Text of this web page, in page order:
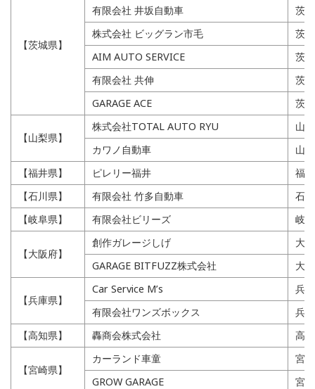
【茨城県】
有限会社 井坂自動車
茨
株式会社 ビッグラン市毛
茨
AIM AUTO SERVICE
茨
有限会社 共伸
茨
GARAGE ACE
茨
【山梨県】
株式会社TOTAL AUTO RYU
山
カワノ自動車
山
【福井県】
ピレリー福井
福
【石川県】
有限会社 竹多自動車
石
【岐阜県】
有限会社ビリーズ 岐
【大阪府】
創作ガレージしげ
大
GARAGE BITFUZZ株式会社
大
【兵庫県】
Car Service M’s
兵
有限会社ワンズボックス
兵
【高知県】
轟商会株式会社 高
【宮崎県】
カーランド車童
宮
GROW GARAGE
宮